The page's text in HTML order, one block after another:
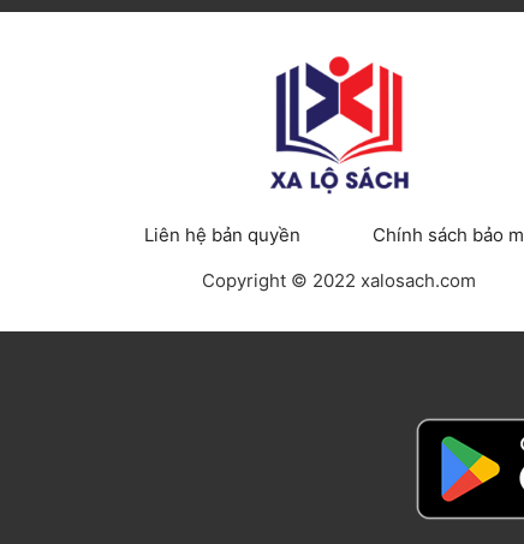
Liên hệ bản quyền
Chính sách bảo
Copyright © 2022 xalosach.com